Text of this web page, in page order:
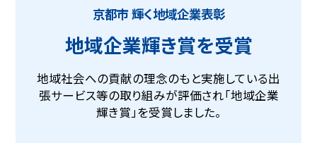
京都市 輝く地域企業表彰
地域企業輝き賞を受賞
地域社会への貢献の理念のもと実施している出
張サービス等の取り組みが評価され「地域企業
輝き賞」を受賞しました。